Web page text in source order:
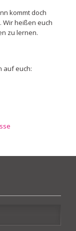
kommt doch
heißen euch
zu lernen.
auf euch: